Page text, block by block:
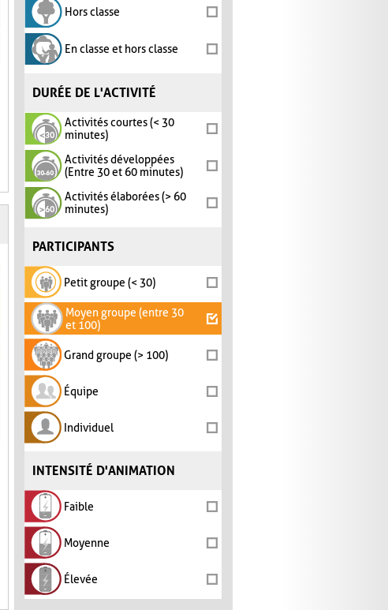
Hors classe
En classe et hors classe
DURÉE DE L'ACTIVITÉ
Activités courtes (< 30
minutes)
Activités développées
(Entre 30 et 60 minutes)
Activités élaborées (> 60
minutes)
PARTICIPANTS
Petit groupe (< 30)
Moyen groupe (entre 30
et 100)
Grand groupe (> 100)
Équipe
Individuel
INTENSITÉ D'ANIMATION
Faible
Moyenne
Élevée